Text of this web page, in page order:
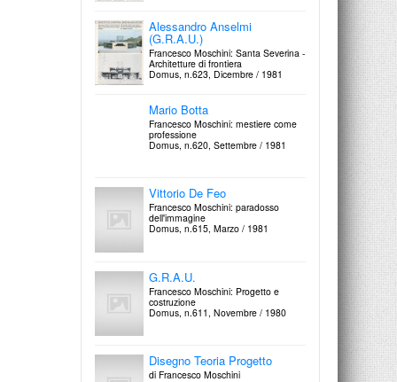
Alessandro Anselmi
(G.R.A.U.)
Francesco Moschini: Santa Severina -
Architetture di frontiera
Domus, n.623, Dicembre / 1981
Mario Botta
Francesco Moschini: mestiere come
professione
Domus, n.620, Settembre / 1981
Vittorio De Feo
Francesco Moschini: paradosso
dell'immagine
Domus, n.615, Marzo / 1981
G.R.A.U.
Francesco Moschini: Progetto e
costruzione
Domus, n.611, Novembre / 1980
Disegno Teoria Progetto
di Francesco Moschini